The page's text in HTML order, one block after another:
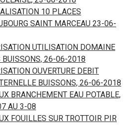
10 PLACES
SAINT MARCEAU 23-06-
UTILISATION DOMAINE
BUISSONS, 26-06-2018
OUVERTURE DEBIT
BUISSONS, 26-06-2018
BRANCHEMENT EAU POTABLE,
AU 3-08
FOUILLES SUR TROTTOIR PIR